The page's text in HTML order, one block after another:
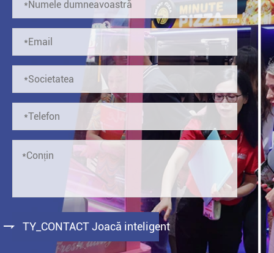
 TY_CONTACT Joacă inteligent